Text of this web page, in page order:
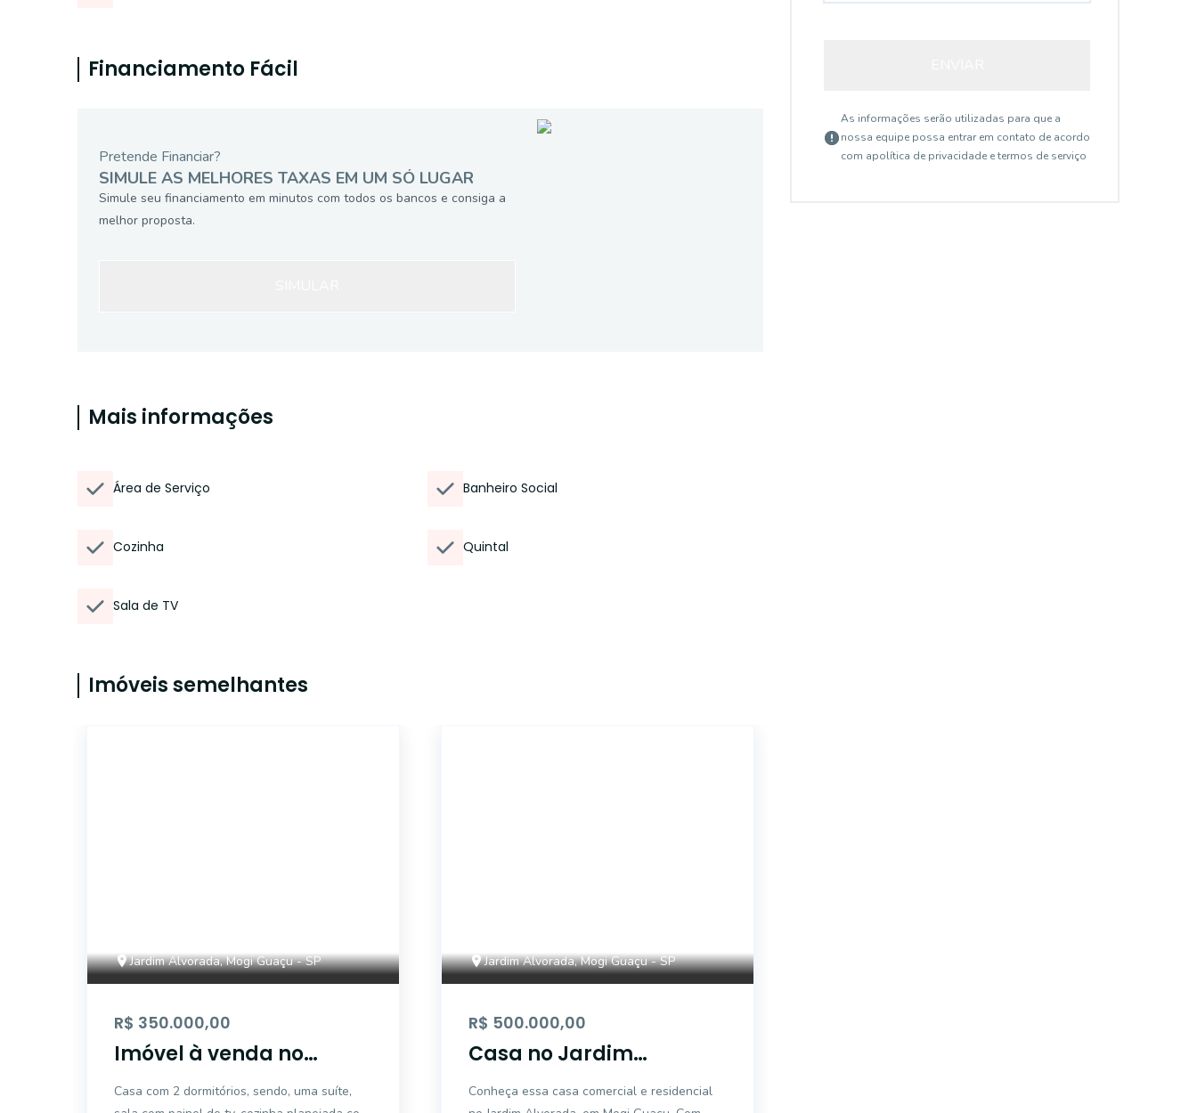
Financiamento Fácil
Pretende Financiar?
SIMULE AS MELHORES TAXAS EM UM SÓ LUGAR
Simule seu financiamento em minutos com todos os bancos e consiga a
melhor proposta.
Mais informações
Área de Serviço Banheiro Social
Cozinha Quintal
Sala de TV
Imóveis semelhantes
Jardim Alvorada, Mogi Guaçu - SP
R$ 350.000,00
Imóvel à venda no
Jardim Alvorada, Mogi
Guaçu/SP.
Casa com 2 dormitórios, sendo, uma suíte,
Jardim Alvorada, Mogi Guaçu - SP
R$ 500.000,00
Casa no Jardim
Alvorada, Mogi Guaçu
Conheça essa casa comercial e residencial
As informações serão utilizadas para que a
nossa equipe possa entrar em contato de acordo
com apolítica de privacidade e termos de serviço